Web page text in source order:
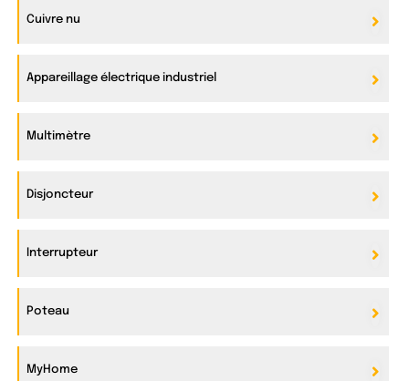
Cuivre nu
Appareillage électrique industriel
Multimètre
Disjoncteur
Interrupteur
Poteau
MyHome